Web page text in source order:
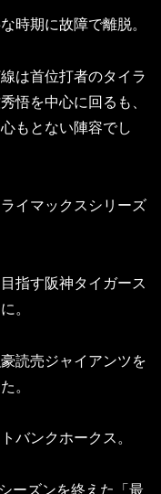
時期に故障で離脱。
は首位打者のタイラ
悟を中心に回るも、
もとない陣容でし
イマックスシリーズ
指す阪神タイガース
。
読売ジャイアンツを
。
バンクホークス。
ーズンを終えた「最